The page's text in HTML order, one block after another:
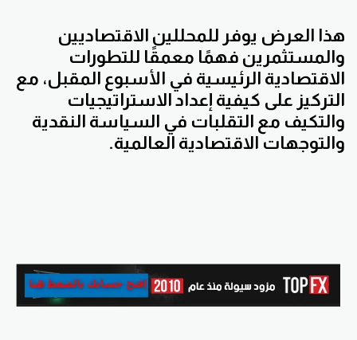
هذا العرض يوفر للمحللين الاقتصاديين
والمستثمرين فهمًا معمقًا للتطورات
الاقتصادية الرئيسية في الأسبوع المقبل، مع
التركيز على كيفية إعداد الاستراتيجيات
والتكيف مع التقلبات في السياسة النقدية
والتوجهات الاقتصادية العالمية.